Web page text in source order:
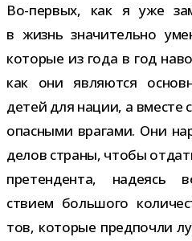
Во-​первых, как я уже
в жизнь зна­чи­тельно
кото­рые из года в год
как они явля­ются
детей для нации, а
опас­ными вра­гами. Они
де­лов страны, чтобы
пре­тен­дента, наде­ясь
ствием боль­шого
тов, кото­рые пред­по­чли